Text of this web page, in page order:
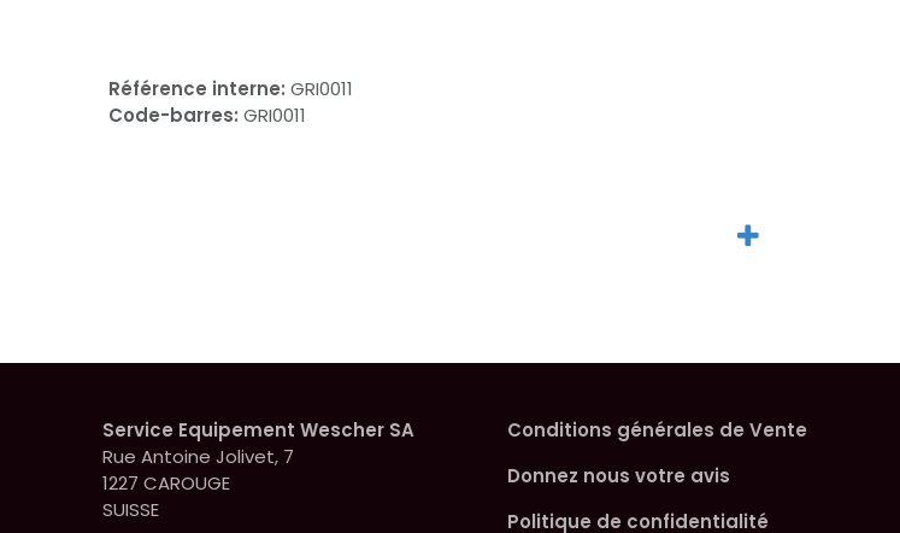
Référence interne: GRI0011
Code-barres: GRI0011
Service Equipement Wescher SA
Rue Antoine Jolivet, 7
1227 CAROUGE
SUISSE
Conditions générales de Vente
Donnez nous votre avis
Politique de confidentialité